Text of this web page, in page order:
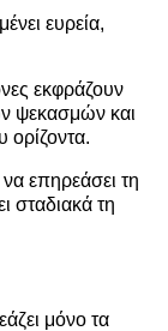
ευρεία,
εκφράζουν
ψεκασμών και
ορίζοντα.
επηρεάσει τη
σταδιακά τη
μόνο τα